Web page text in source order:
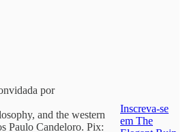
por
and the western
Paulo Candeloro. Pix:
Inscreva-se
em The